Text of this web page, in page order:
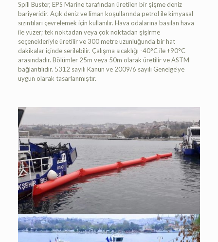
Spill Buster, EPS Marine tarafından üretilen bir şişme deniz
bariyeridir. Açık deniz ve liman koşullarında petrol ile kimyasal
sızıntıları çevrelemek için kullanılır. Hava odalarına basılan hava
ile yüzer; tek noktadan veya çok noktadan şişirme
seçenekleriyle üretilir ve 300 metre uzunluğunda bir hat
dakikalar içinde serilebilir. Çalışma sıcaklığı -40°C ile +90°C
arasındadır. Bölümler 25m veya 50m olarak üretilir ve ASTM
bağlantılıdır. 5312 sayılı Kanun ve 2009/6 sayılı Genelge’ye
uygun olarak tasarlanmıştır.